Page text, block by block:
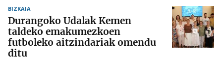
BIZKAIA
Durangoko Udalak Kemen
taldeko emakumezkoen
futboleko aitzindariak omendu
ditu